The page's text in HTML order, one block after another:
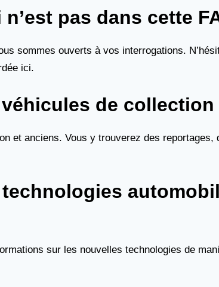
pas dans cette
sommes ouverts à vos interrogations.
ici.
de
et anciens. Vous y trouverez des
sur les nouvelles technologies de